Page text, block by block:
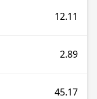
12.11
2.89
45.17